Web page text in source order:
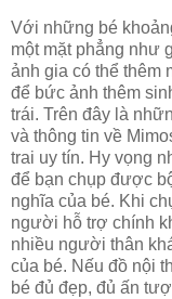
Với những bé
một mặt phẳng như
ảnh gia có thể thêm
để bức ảnh thêm
trái. Trên đây là
và thông tin về
trai uy tín. Hy vọng
để bạn chụp được
nghĩa của bé. Khi
người hỗ trợ chính
nhiều người thân
của bé. Nếu đồ nội
bé đủ đẹp, đủ ấn